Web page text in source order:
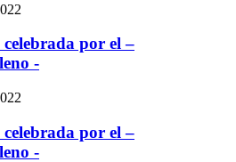
celebrada por el –
-
celebrada por el –
-